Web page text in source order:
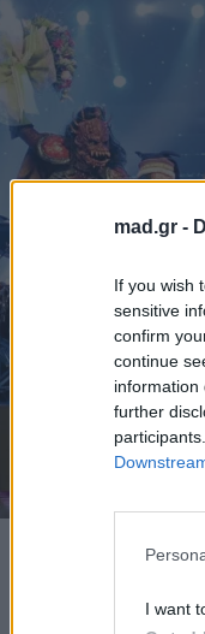
mad.gr -
If you wish
sensitive
confirm
continue
information
further
I want